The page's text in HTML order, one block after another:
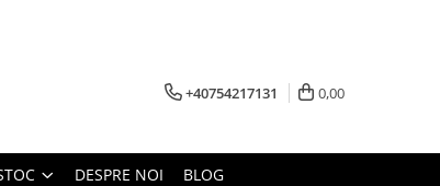
+40754217131 0,00
DESPRE NOI BLOG